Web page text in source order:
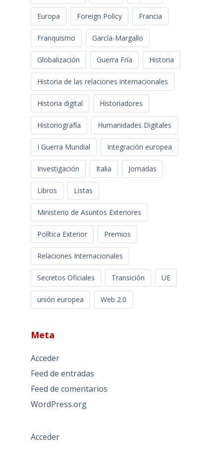
Europa Foreign Policy Francia
Franquismo García-Margallo
Globalización Guerra Fría Historia
Historia de las relaciones internacionales
Historia digital Historiadores
Historiografía Humanidades Digitales
I Guerra Mundial Integración europea
Investigación Italia Jornadas
Libros Listas
Ministerio de Asuntos Exteriores
Política Exterior Premios
Relaciones Internacionales
Secretos Oficiales Transición UE
unión europea Web 2.0
Meta
Acceder
Feed de entradas
Feed de comentarios
WordPress.org
Acceder